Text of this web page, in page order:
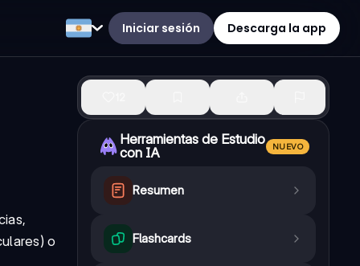
Iniciar sesión Descarga la app
o
Herramientas de Estudio
con IA
NUEVO
Resumen
Flashcards